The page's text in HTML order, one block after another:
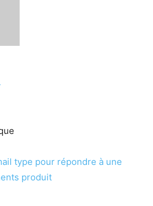
type pour répondre à une
produit